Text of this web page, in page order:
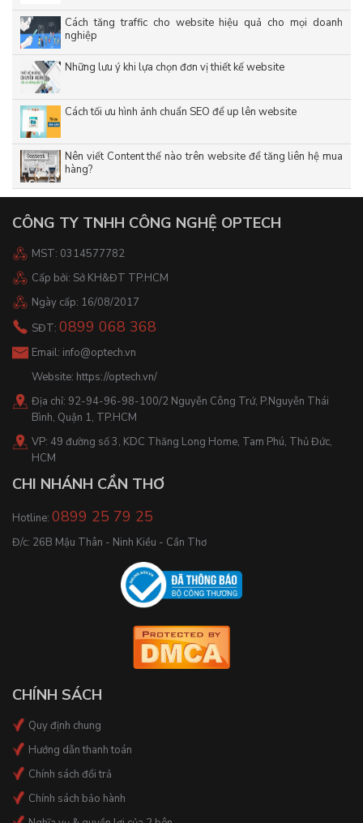
Cách tăng traffic cho website hiệu quả cho mọi doanh
nghiệp
Những lưu ý khi lựa chọn đơn vị thiết kế website
Cách tối ưu hình ảnh chuẩn SEO để up lên website
Nên viết Content thế nào trên website để tăng liên hệ mua
hàng?
CÔNG TY TNHH CÔNG NGHỆ OPTECH
MST: 0314577782
Cấp bởi: Sở KH&ĐT TP.HCM
Ngày cấp: 16/08/2017
SĐT: 0899 068 368
Email: info@optech.vn
Website: https://optech.vn/
Địa chỉ: 92-94-96-98-100/2 Nguyễn Công Trứ, P.Nguyễn Thái
Bình, Quận 1, TP.HCM
VP: 49 đường số 3, KDC Thăng Long Home, Tam Phú, Thủ Đức,
HCM
CHI NHÁNH CẦN THƠ
Hotline: 0899 25 79 25
Đ/c: 26B Mậu Thân - Ninh Kiều - Cần Thơ
CHÍNH SÁCH
Quy định chung
Hướng dẫn thanh toán
Chính sách đổi trả
Chính sách bảo hành